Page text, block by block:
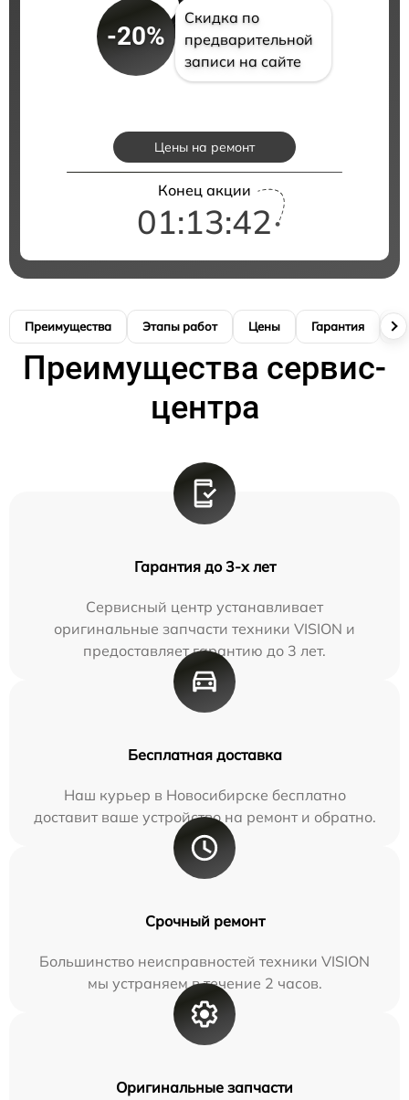
-20%
Скидка по
предварительной
записи на сайте
Цены на ремонт
Конец акции
01:13:40
Преимущества Этапы работ Цены Гарантия
Преимущества сервис-
центра
Гарантия до 3-х лет
Сервисный центр устанавливает
оригинальные запчасти техники VISION и
предоставляет гарантию до 3 лет.
Бесплатная доставка
Наш курьер в Новосибирске бесплатно
доставит ваше устройство на ремонт и обратно.
Срочный ремонт
Большинство неисправностей техники VISION
мы устраняем в течение 2 часов.
Оригинальные запчасти